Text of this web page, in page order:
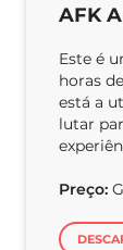
AFK
Este é
horas
está a
lutar
Preço: